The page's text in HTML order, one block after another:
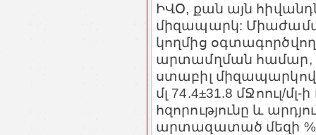
ԻՎՕ, քան այն
միզապարկ:
կողմից
արտամղման համար,
ստաբիլ միզապարկով
մլ 74.4±31.8 մՋոուլ/
հզորությունը և
արտազատած մեզի %)